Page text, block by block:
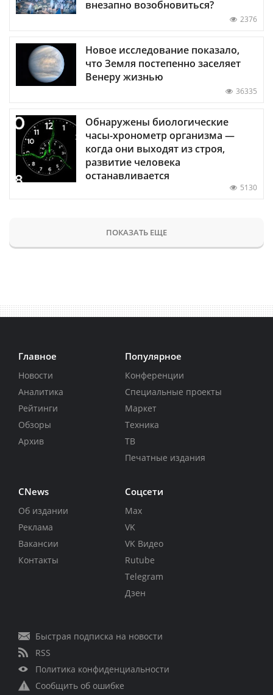
внезапно возобновиться?
2376
Новое исследование показало,
что Земля постепенно заселяет
Венеру жизнью
36335
Обнаружены биологические
часы-хронометр организма —
когда они выходят из строя,
развитие человека
останавливается
5130
ПОКАЗАТЬ ЕЩЕ
Главное
Новости
Аналитика
Рейтинги
Обзоры
Архив
Популярное
Конференции
Специальные проекты
Маркет
Техника
ТВ
Печатные издания
CNews
Об издании
Реклама
Вакансии
Контакты
Соцсети
Max
VK
VK Видео
Rutube
Telegram
Дзен
Быстрая подписка на новости
RSS
Политика конфиденциальности
Сообщить об ошибке